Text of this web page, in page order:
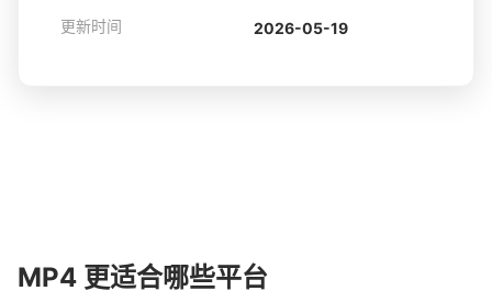
更新时间 2026-05-19
MP4 更适合哪些平台